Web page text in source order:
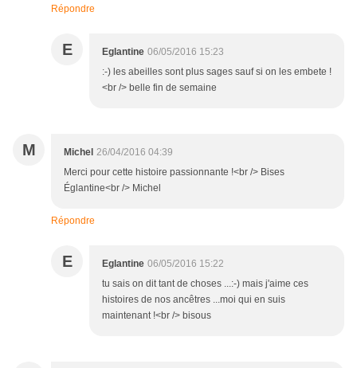
Répondre
E Eglantine 06/05/2016 15:23
:-) les abeilles sont plus sages sauf si on les embete !
<br /> belle fin de semaine
M Michel 26/04/2016 04:39
Merci pour cette histoire passionnante !<br /> Bises
Églantine<br /> Michel
Répondre
E Eglantine 06/05/2016 15:22
tu sais on dit tant de choses ...:-) mais j'aime ces
histoires de nos ancêtres ...moi qui en suis
maintenant !<br /> bisous